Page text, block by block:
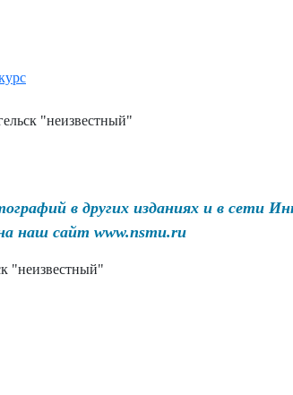
"неизвестный"
в других изданиях и в сети
наш сайт www.nsmu.ru
"неизвестный"